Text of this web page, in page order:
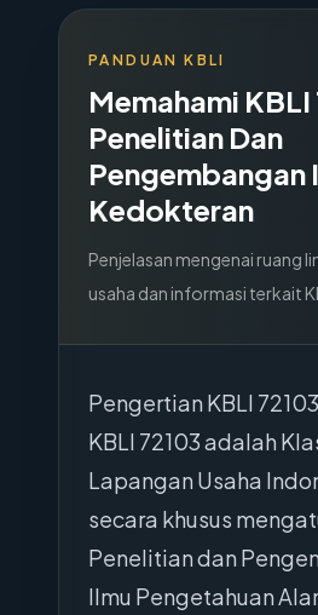
PANDUAN KBLI
Memahami KBLI
Penelitian Dan
Pengembangan
Kedokteran
Penjelasan mengenai ruang
usaha dan informasi terkait
Pengertian KBLI 72103
KBLI 72103 adalah
Lapangan Usaha
secara khusus
Penelitian dan
Ilmu Pengetahuan